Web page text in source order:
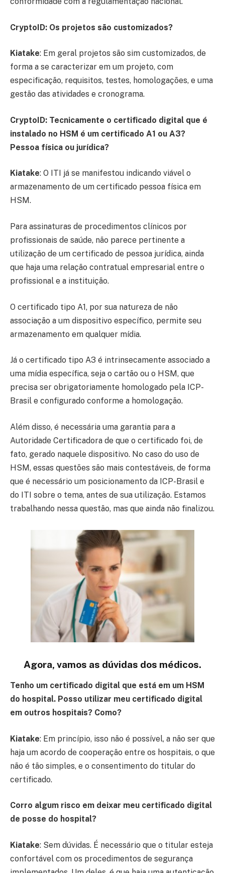
CryptoID: Os projetos são customizados?
Kiatake: Em geral projetos são sim customizados, de
forma a se caracterizar em um projeto, com
especificação, requisitos, testes, homologações, e uma
gestão das atividades e cronograma.
CryptoID: Tecnicamente o certificado digital que é
instalado no HSM é um certificado A1 ou A3?
Pessoa física ou jurídica?
Kiatake: O ITI já se manifestou indicando viável o
armazenamento de um certificado pessoa física em
HSM.
Para assinaturas de procedimentos clínicos por
profissionais de saúde, não parece pertinente a
utilização de um certificado de pessoa jurídica, ainda
que haja uma relação contratual empresarial entre o
profissional e a instituição.
O certificado tipo A1, por sua natureza de não
associação a um dispositivo específico, permite seu
armazenamento em qualquer mídia.
Já o certificado tipo A3 é intrinsecamente associado a
uma mídia específica, seja o cartão ou o HSM, que
precisa ser obrigatoriamente homologado pela ICP-
Brasil e configurado conforme a homologação.
Além disso, é necessária uma garantia para a
Autoridade Certificadora de que o certificado foi, de
fato, gerado naquele dispositivo. No caso do uso de
HSM, essas questões são mais contestáveis, de forma
que é necessário um posicionamento da ICP-Brasil e
do ITI sobre o tema, antes de sua utilização. Estamos
trabalhando nessa questão, mas que ainda não finalizou.
Agora, vamos as dúvidas dos médicos.
Tenho um certificado digital que está em um HSM
do hospital. Posso utilizar meu certificado digital
em outros hospitais? Como?
Kiatake: Em princípio, isso não é possível, a não ser que
haja um acordo de cooperação entre os hospitais, o que
não é tão simples, e o consentimento do titular do
certificado.
Corro algum risco em deixar meu certificado digital
de posse do hospital?
Kiatake: Sem dúvidas. É necessário que o titular esteja
confortável com os procedimentos de segurança